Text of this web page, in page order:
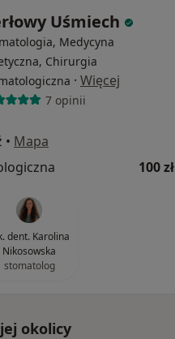
Uśmiech
Medycyna
Chirurgia
· Więcej
7 opinii
• Mapa
100 zł
dent. Karolina
Nikosowska
stomatolog
okolicy